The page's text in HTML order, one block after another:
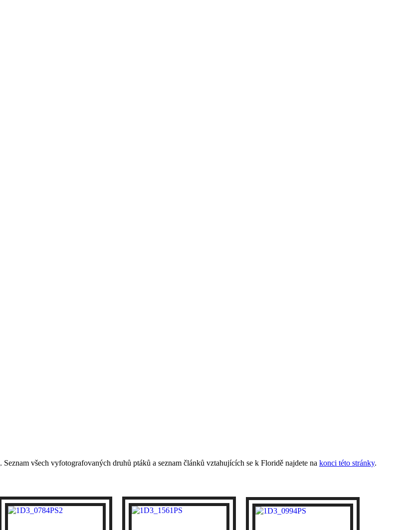
. Seznam všech vyfotografovaných druhů ptáků a seznam článků vztahujících se k Floridě najdete na konci této stránky.